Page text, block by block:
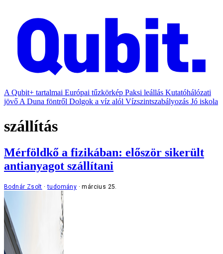
A Qubit+ tartalmai Európai tűzkörkép Paksi leállás Kutatóhálózati
jövő A Duna föntről Dolgok a víz alól Vízszintszabályozás Jó iskola
szállítás
Mérföldkő a fizikában: először sikerült
antianyagot szállítani
Bodnár Zsolt tudomány március 25.